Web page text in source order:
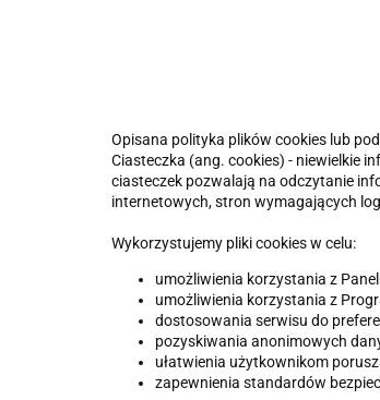
Opisana polityka plików cookies lub
Ciasteczka (ang. cookies) - niewielkie
ciasteczek pozwalają na odczytanie
internetowych, stron wymagających
Wykorzystujemy pliki cookies w celu:
umożliwienia korzystania z
umożliwienia korzystania z
dostosowania serwisu do
pozyskiwania anonimowych
ułatwienia użytkownikom
zapewnienia standardów